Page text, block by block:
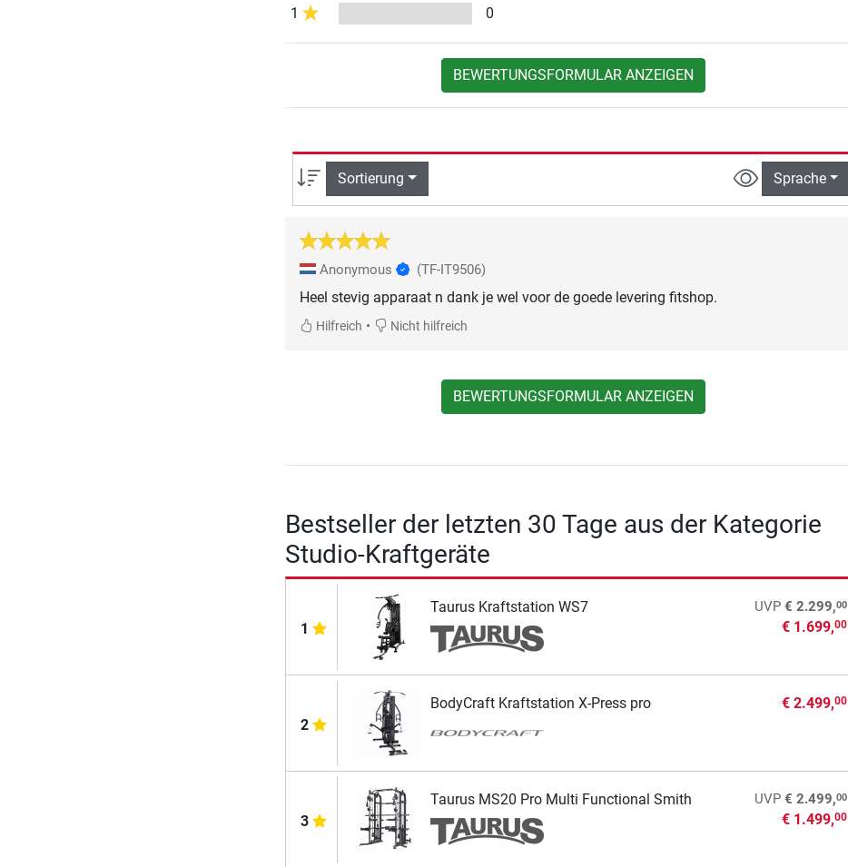
1
0
BEWERTUNGSFORMULAR ANZEIGEN
Sortierung Sprache
Anonymous (TF-IT9506)
Heel stevig apparaat n dank je wel voor de goede levering fitshop.
Hilfreich • Nicht hilfreich
BEWERTUNGSFORMULAR ANZEIGEN
Bestseller der letzten 30 Tage aus der Kategorie
Studio-Kraftgeräte
1
Taurus Kraftstation WS7 UVP € 2.299,00
€ 1.699,00
2
BodyCraft Kraftstation X-Press pro € 2.499,00
3
Taurus MS20 Pro Multi Functional Smith UVP € 2.499,00
€ 1.499,00